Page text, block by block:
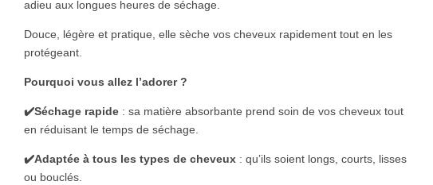
adieu aux longues heures de séchage.
Douce, légère et pratique, elle sèche vos cheveux rapidement tout en les
protégeant.
Pourquoi vous allez l’adorer ?
✔️Séchage rapide : sa matière absorbante prend soin de vos cheveux tout
en réduisant le temps de séchage.
✔️Adaptée à tous les types de cheveux : qu’ils soient longs, courts, lisses
ou bouclés.